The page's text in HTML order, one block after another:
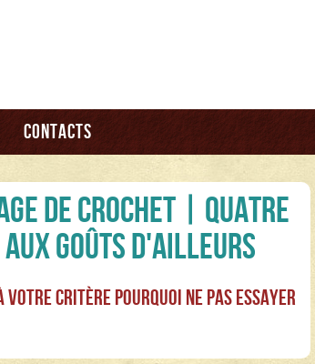
Contacts
de crochet | Quatre
goûts d'ailleurs
votre critère Pourquoi ne pas essayer